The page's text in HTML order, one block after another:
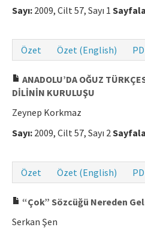
Sayı: 2009, Cilt 57, Sayı 1
Özet
Özet (English)
ANADOLU’DA OĞUZ
DİLİNİN KURULUŞU
Zeynep Korkmaz
Sayı: 2009, Cilt 57, Sayı 2
Özet
Özet (English)
“Çok” Sözcüğü Nereden
Serkan Şen